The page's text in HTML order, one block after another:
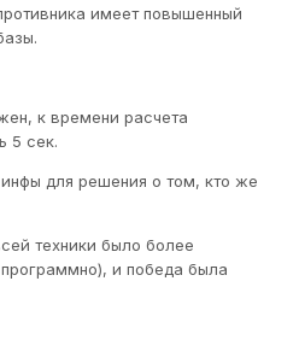
имеет повышенный
к времени расчета
5 сек.
для решения о том, кто же
техники было более
и победа была